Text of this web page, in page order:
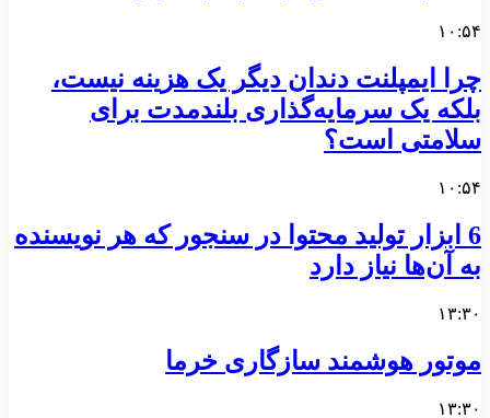
۱۰:۵۴
چرا ایمپلنت دندان دیگر یک هزینه نیست،
بلکه یک سرمایه‌گذاری بلندمدت برای
سلامتی است؟
۱۰:۵۴
6 ابزار تولید محتوا در سنجور که هر نویسنده
به آن‌ها نیاز دارد
۱۳:۳۰
موتور هوشمند سازگاری خرما
۱۳:۳۰